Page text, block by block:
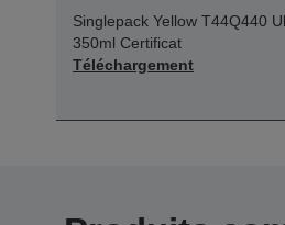
Singlepack Yellow T44Q440
350ml Certificat
Téléchargement